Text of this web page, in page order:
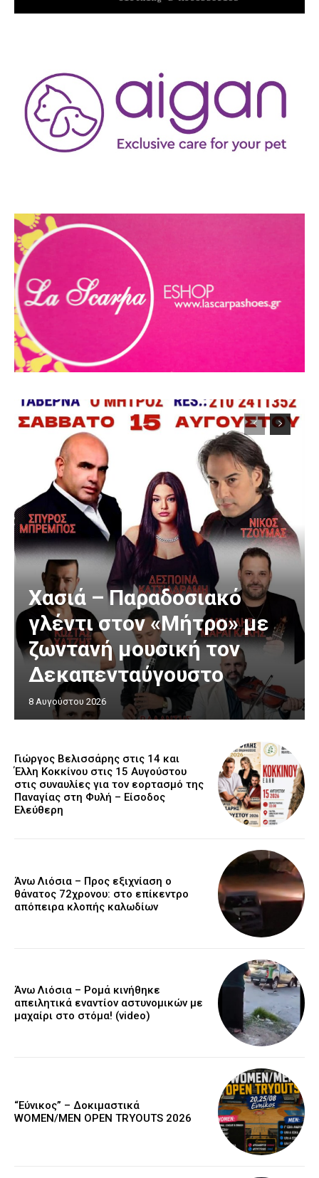
Χασιά – Παραδοσιακό
γλέντι στον «Μήτρο» με
ζωντανή μουσική τον
Δεκαπενταύγουστο
8 Αυγούστου 2026
Γιώργος Βελισσάρης στις 14 και
Έλλη Κοκκίνου στις 15 Αυγούστου
στις συναυλίες για τον εορτασμό της
Παναγίας στη Φυλή – Είσοδος
Ελεύθερη
Άνω Λιόσια – Προς εξιχνίαση ο
θάνατος 72χρονου: στο επίκεντρο
απόπειρα κλοπής καλωδίων
Άνω Λιόσια – Ρομά κινήθηκε
απειλητικά εναντίον αστυνομικών με
μαχαίρι στο στόμα! (video)
“Εύνικος” – Δοκιμαστικά
WOMEN/MEN OPEN TRYOUTS 2026